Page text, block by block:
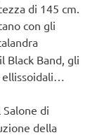
di 145 cm.
con gli
Black Band, gli
di
della